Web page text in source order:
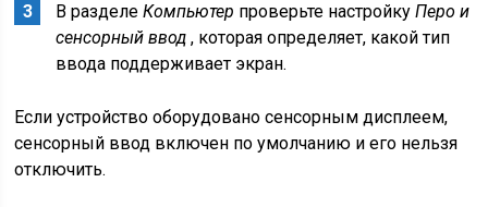
В разделеКомпьютер проверьте настройкуПеро и
сенсорный ввод, которая определяет, какой тип
ввода поддерживает экран.
Если устройство оборудовано сенсорным дисплеем,
сенсорный ввод включен по умолчанию и его нельзя
отключить.